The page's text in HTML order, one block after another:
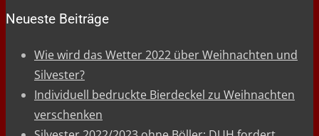
Neueste Beiträge
Wie wird das Wetter 2022 über Weihnachten und
Silvester?
Individuell bedruckte Bierdeckel zu Weihnachten
verschenken